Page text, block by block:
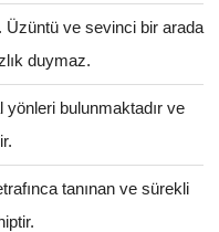
Üzüntü ve sevinci bir arada
duymaz.
bulunmaktadır ve
tanınan ve sürekli